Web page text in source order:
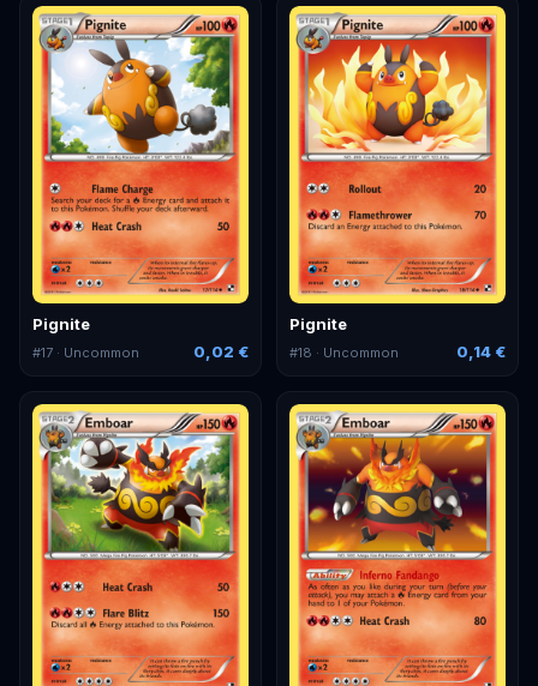
Pignite
#17 · Uncommon 0,02 €
Pignite
#18 · Uncommon 0,14 €